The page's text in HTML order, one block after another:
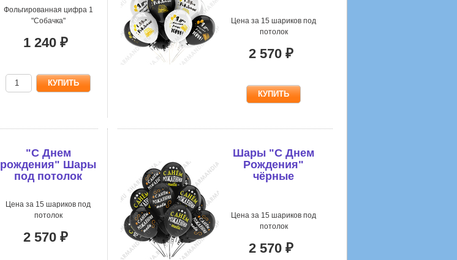
Фольгированная цифра 1
"Собачка"
1 240 ₽
Цена за 15 шариков под
потолок
2 570 ₽
"С Днем
рождения" Шары
под потолок
Цена за 15 шариков под
потолок
2 570 ₽
Шары "С Днем
Рождения"
чёрные
Цена за 15 шариков под
потолок
2 570 ₽